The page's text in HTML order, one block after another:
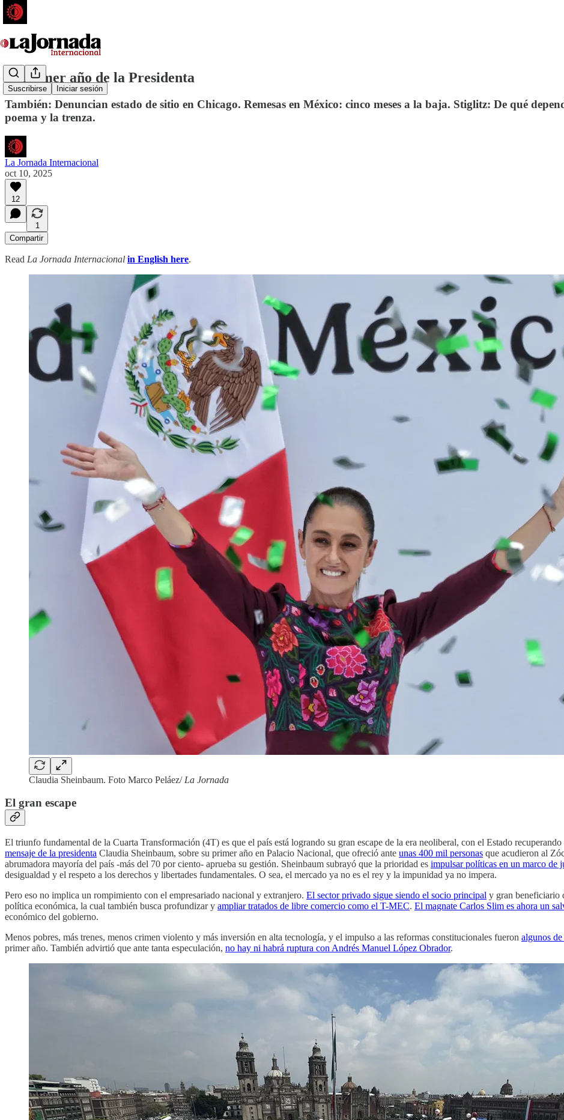
Suscribirse Iniciar sesión
El primer año de la Presidenta
También: Denuncian estado de sitio en Chicago. Remesas en México: cinco meses a la baja. Stiglitz: De qué
poema y la trenza.
La Jornada Internacional
oct 10, 2025
12
1
Compartir
Read La Jornada Internacional in English here.
Claudia Sheinbaum. Foto Marco Peláez/ La Jornada
El gran escape
El triunfo fundamental de la Cuarta Transformación (4T) es que el país está logrando su gran escape de la era neoliberal, con el Estado
mensaje de la presidenta Claudia Sheinbaum, sobre su primer año en Palacio Nacional, que ofreció ante unas 400 mil personas que acudieron al
abrumadora mayoría del país -más del 70 por ciento- aprueba su gestión. Sheinbaum subrayó que la prioridad es impulsar políticas en un marco de
desigualdad y el respeto a los derechos y libertades fundamentales. O sea, el mercado ya no es el rey y la impunidad ya no impera.
Pero eso no implica un rompimiento con el empresariado nacional y extranjero. El sector privado sigue siendo el socio principal y gran beneficiario
política económica, la cual también busca profundizar y ampliar tratados de libre comercio como el T-MEC. El magnate Carlos Slim es ahora un
económico del gobierno.
Menos pobres, más trenes, menos crimen violento y más inversión en alta tecnología, y el impulso a las reformas constitucionales fueron algunos
primer año. También advirtió que ante tanta especulación, no hay ni habrá ruptura con Andrés Manuel López Obrador.